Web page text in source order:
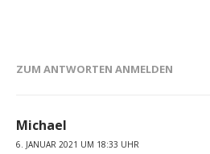
ZUM ANTWORTEN ANMELDEN
Michael
6. JANUAR 2021 UM 18:33 UHR